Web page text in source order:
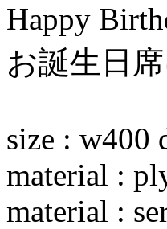
Happy
お誕生日
size : w400
material :
material :